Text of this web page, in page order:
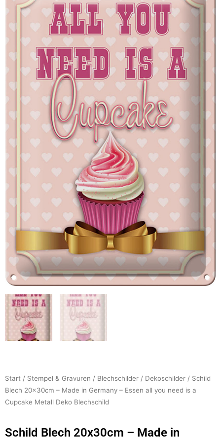
Start / Stempel & Gravuren / Blechschilder / Dekoschilder / Schild
Blech 20x30cm – Made in Germany – Essen all you need is a
Cupcake Metall Deko Blechschild
Schild Blech 20x30cm – Made in